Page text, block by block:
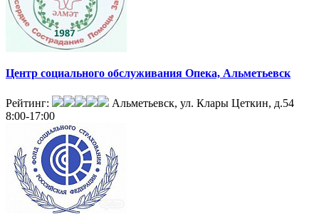
Центр социального обслуживания Опека, Альметьевск
Рейтинг:
Альметьевск, ул. Клары Цеткин, д.54
8:00-17:00